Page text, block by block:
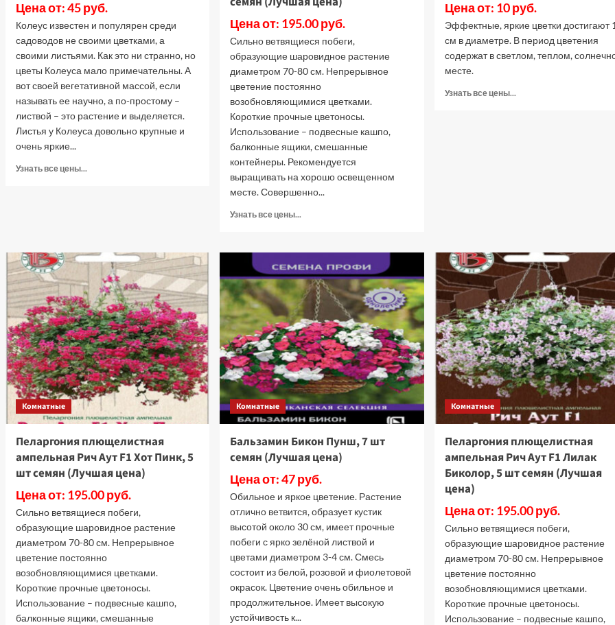
Цена от: 45 руб.
Колеус известен и популярен среди
садоводов не своими цветками, а
своими листьями. Как это ни странно, но
цветы Колеуса мало примечательны. А
вот своей вегетативной массой, если
называть ее научно, а по-простому –
листвой – это растение и выделяется.
Листья у Колеуса довольно крупные и
очень яркие...
Узнать все цены...
цена)
Цена от: 195.00 руб.
Сильно ветвящиеся побеги,
образующие шаровидное растение
диаметром 70-80 см. Непрерывное
цветение постоянно
возобновляющимися цветками.
Короткие прочные цветоносы.
Использование – подвесные кашпо,
балконные ящики, смешанные
контейнеры. Рекомендуется
выращивать на хорошо освещенном
месте. Совершенно...
Узнать все цены...
Пеларгония
плющелистная
ампельная
Рич
Аут
F1
Вайт,
5
шт
семян
(Лучшая
цена)
Цена от: 10 руб.
Эффектные, яркие цветки достигают
см в диаметре. В период цветения
содержат в светлом, теплом,
месте.
Узнать все цены...
Комнатные
Пеларгония плющелистная
ампельная Рич Аут F1 Хот Пинк, 5
шт семян (Лучшая цена)
Цена от: 195.00 руб.
Сильно ветвящиеся побеги,
образующие шаровидное растение
диаметром 70-80 см. Непрерывное
цветение постоянно
возобновляющимися цветками.
Короткие прочные цветоносы.
Использование – подвесные кашпо,
балконные ящики, смешанные
Комнатные
Бальзамин Бикон Пунш, 7 шт
семян (Лучшая цена)
Цена от: 47 руб.
Обильное и яркое цветение. Растение
отлично ветвится, образует кустик
высотой около 30 см, имеет прочные
побеги с ярко зелёной листвой и
цветами диаметром 3-4 см. Смесь
состоит из белой, розовой и фиолетовой
окрасок. Цветение очень обильное и
продолжительное. Имеет высокую
устойчивость к...
Комнатные
Пеларгония плющелистная
ампельная Рич Аут F1 Лилак
Биколор, 5 шт семян (Лучшая
цена)
Цена от: 195.00 руб.
Сильно ветвящиеся побеги,
образующие шаровидное растение
диаметром 70-80 см. Непрерывное
цветение постоянно
возобновляющимися цветками.
Короткие прочные цветоносы.
Использование – подвесные кашпо,